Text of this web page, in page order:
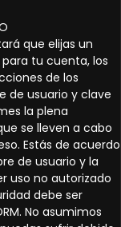
que elijas un
tu cuenta, los
de los
de usuario y clave
la plena
se lleven a cabo
Estás de acuerdo
de usuario y la
uso no autorizado
debe ser
No asumimos